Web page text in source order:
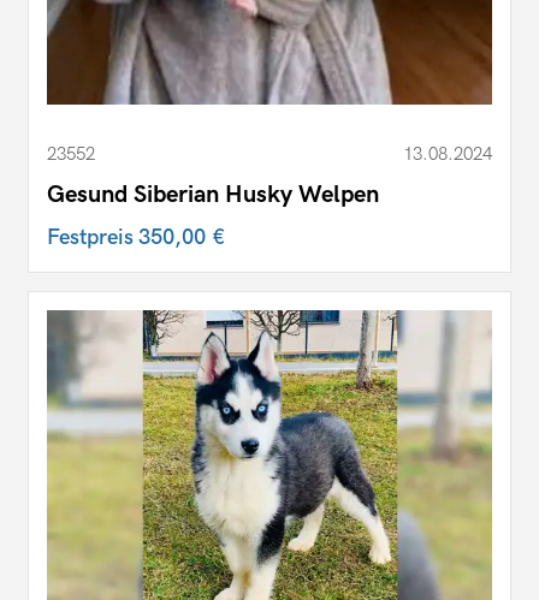
23552 13.08.2024
Gesund Siberian Husky Welpen
Festpreis350,00 €